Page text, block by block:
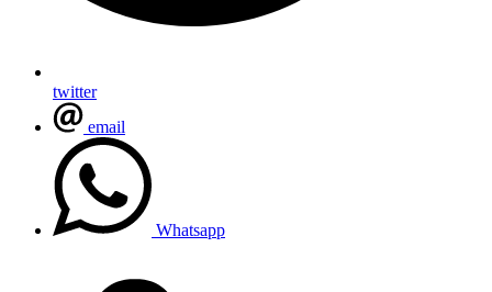
twitter
email
Whatsapp